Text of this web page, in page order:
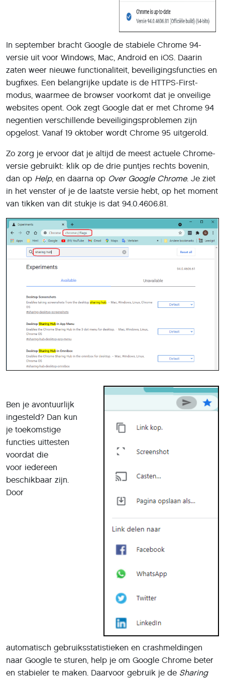
In september bracht Google de stabiele Chrome 94-
versie uit voor Windows, Mac, Android en iOS. Daarin
zaten weer nieuwe functionaliteit, beveiligingsfuncties en
bugfixes. Een belangrijke update is de HTTPS-First-
modus, waarmee de browser voorkomt dat je onveilige
websites opent. Ook zegt Google dat er met Chrome 94
negentien verschillende beveiligingsproblemen zijn
opgelost. Vanaf 19 oktober wordt Chrome 95 uitgerold.
Zo zorg je ervoor dat je altijd de meest actuele Chrome-
versie gebruikt: klik op de drie puntjes rechts bovenin,
dan op Help, en daarna op Over Google Chrome. Je ziet
in het venster of je de laatste versie hebt, op het moment
van tikken van dit stukje is dat 94.0.4606.81.
Ben je avontuurlijk
ingesteld? Dan kun
je toekomstige
functies uittesten
voordat die
voor iedereen
beschikbaar zijn.
Door
automatisch gebruiksstatistieken en crashmeldingen
naar Google te sturen, help je om Google Chrome beter
en stabieler te maken. Daarvoor gebruik je de Sharing